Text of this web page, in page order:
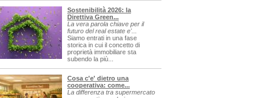
Sostenibilità 2026: la
Direttiva Green...
La vera parola chiave per il
futuro del real estate e'...
Siamo entrati in una fase
storica in cui il concetto di
proprietà immobiliare sta
subendo la più...
Cosa c'e' dietro una
cooperativa: come...
La differenza tra supermercato